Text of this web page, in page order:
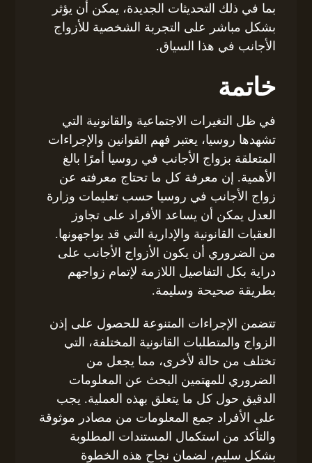
بما في ذلك التحديثات الجديدة، يمكن أن يؤثر
بشكل مباشر على التجربة الشخصية للأزواج
الأجانب في هذا السياق.
خاتمة
في ظل التغيرات الاجتماعية والقانونية التي
تشهدها روسيا، يعتبر فهم القوانين والإجراءات
المتعلقة بزواج الأجانب في روسيا أمرًا بالغ
الأهمية. إن معرفة كل ما تحتاج معرفته عن
زواج الأجانب في روسيا حسب تعليمات وزارة
العدل يمكن أن يساعد الأفراد على تجاوز
العقبات القانونية والإدارية التي قد يواجهونها.
من الضروري أن يكون الأزواج الأجانب على
دراية بكل التفاصيل اللازمة لإتمام زواجهم
بطريقة صحيحة وسليمة.
تتضمن الإجراءات المتنوعة للحصول على إذن
الزواج والمتطلبات القانونية المختلفة، التي
تختلف من حالة لأخرى، مما يجعل من
الضروري للمهتمين البحث عن المعلومات
الدقيق حول كل ما يتعلق بهذه العملية. يجب
على الأفراد جمع المعلومات من مصادر موثوقة
والتأكد من استكمال المستندات المطلوبة
بشكل سليم، لضمان نجاح هذه الخطوة